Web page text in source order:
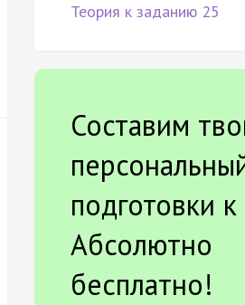
Теория к заданию 25
Составим
подготовки
Абсолютно
бесплатно!